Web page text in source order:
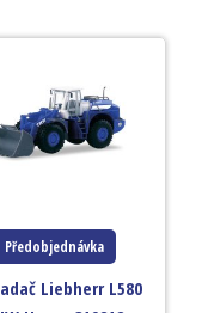
Předobjednávka
Liebherr L580